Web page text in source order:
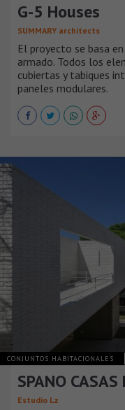
G-5 Houses
SUMMARY architects
El proyecto se basa
armado. Todos los
cubiertas y tabiques
paneles modulares.
CONJUNTOS HABITACIONALES
SPANO
Estudio Lz